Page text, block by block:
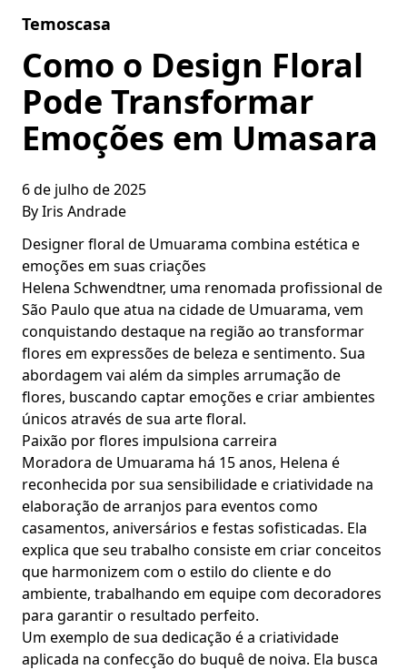
Temoscasa
Como o Design Floral
Pode Transformar
Emoções em Umasara
6 de julho de 2025
ByIris Andrade
Designer floral de Umuarama combina estética e
emoções em suas criações
Helena Schwendtner, uma renomada profissional de
São Paulo que atua na cidade de Umuarama, vem
conquistando destaque na região ao transformar
flores em expressões de beleza e sentimento. Sua
abordagem vai além da simples arrumação de
flores, buscando captar emoções e criar ambientes
únicos através de sua arte floral.
Paixão por flores impulsiona carreira
Moradora de Umuarama há 15 anos, Helena é
reconhecida por sua sensibilidade e criatividade na
elaboração de arranjos para eventos como
casamentos, aniversários e festas sofisticadas. Ela
explica que seu trabalho consiste em criar conceitos
que harmonizem com o estilo do cliente e do
ambiente, trabalhando em equipe com decoradores
para garantir o resultado perfeito.
Um exemplo de sua dedicação é a criatividade
aplicada na confecção do buquê de noiva. Ela busca